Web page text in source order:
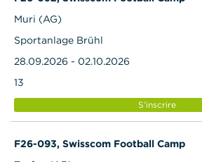
Muri (AG)
Sportanlage Brühl
28.09.2026 - 02.10.2026
13
S'inscrire
F26-093, Swisscom Football Camp